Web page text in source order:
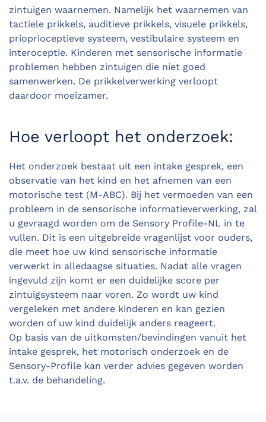
zintuigen waarnemen. Namelijk het waarnemen van
tactiele prikkels, auditieve prikkels, visuele prikkels,
prioprioceptieve systeem, vestibulaire systeem en
interoceptie. Kinderen met sensorische informatie
problemen hebben zintuigen die niet goed
samenwerken. De prikkelverwerking verloopt
daardoor moeizamer.
Hoe verloopt het onderzoek:
Het onderzoek bestaat uit een intake gesprek, een
observatie van het kind en het afnemen van een
motorische test (M-ABC). Bij het vermoeden van een
probleem in de sensorische informatieverwerking, zal
u gevraagd worden om de Sensory Profile-NL in te
vullen. Dit is een uitgebreide vragenlijst voor ouders,
die meet hoe uw kind sensorische informatie
verwerkt in alledaagse situaties. Nadat alle vragen
ingevuld zijn komt er een duidelijke score per
zintuigsysteem naar voren. Zo wordt uw kind
vergeleken met andere kinderen en kan gezien
worden of uw kind duidelijk anders reageert.
Op basis van de uitkomsten/bevindingen vanuit het
intake gesprek, het motorisch onderzoek en de
Sensory-Profile kan verder advies gegeven worden
t.a.v. de behandeling.